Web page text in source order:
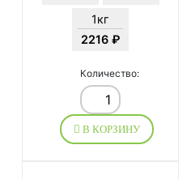
1кг
2216 ₽
Количество:
В КОРЗИНУ